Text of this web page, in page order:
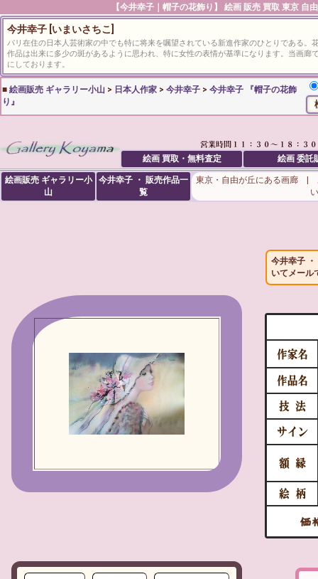
【今井幸子 ｜帽子の花飾り】 絵画 販売 買取 東京 自
今井幸子 [いまいさちこ]
パリ在住の日本人芸術家の中でも特に将来を嘱望されている新進作家のひとりである。
作品は出来に多少の斑があるように思われ、特に女性の表情が基準になります。当画廊
にしております。
■ 絵画販売 ギャラリー小山 > 日本人作家 > 今井幸子 > 今井幸子 『帽子の花飾
り』
絵画 買取・無料査定 絵画 委託
絵画販売 ギャラリー小
山
今井幸子 ・ 販売作品一
覧
東京・自由が丘にある画廊 |
今井幸子
いてメール